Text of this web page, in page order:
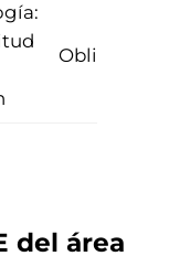
Obligatoria
del área